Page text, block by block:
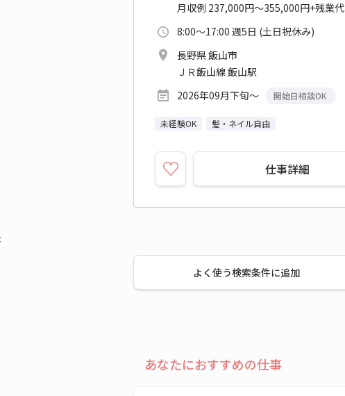
月収例 237,000円～355,000円+残業代
8:00～17:00 週5日 (土日祝休み)
長野県 飯山市
ＪＲ飯山線 飯山駅
2026年09月下旬～
開始日相談OK
未経験OK 髪・ネイル自由
仕事詳細
よく使う検索条件に追加
あなたにおすすめの仕事